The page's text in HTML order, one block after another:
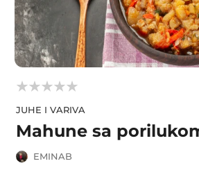



JUHE I VARIVA
Mahune sa
EMINAB